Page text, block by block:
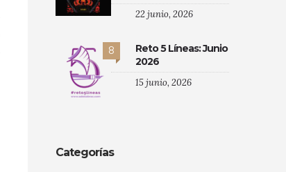
22 junio, 2026
8
Reto 5 Líneas: Junio
2026
15 junio, 2026
Categorías